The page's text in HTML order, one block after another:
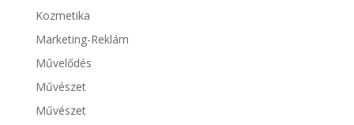
Kozmetika
Marketing-Reklám
Művelődés
Művészet
Művészet